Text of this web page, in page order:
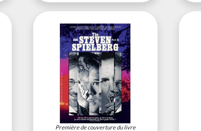
Première de couverture du livre